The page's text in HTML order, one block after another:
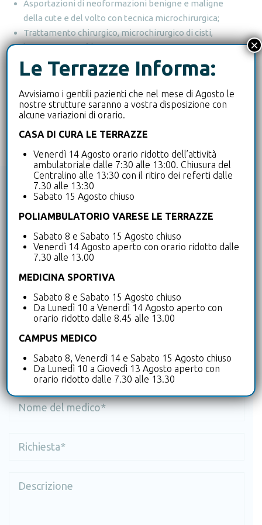
Asportazioni di neoformazioni benigne e maligne
della cute e del volto con tecnica microchirurgica;
Trattamento chirurgico, microchirurgico di cisti,
lipomi, accessi, fibromi;
Laser chirurgia di cute e mucose.
Da settembre 2025 la mia attività chirurgica inizia
anche nel Poliambulatorio Le Terrazze di Varese.
Prenota ora la tua visita:
Le Terrazze Informa:
Avvisiamo i gentili pazienti che nel mese di Agosto le
nostre strutture saranno a vostra disposizione con
alcune variazioni di orario.
CASA DI CURA LE TERRAZZE
Venerdì 14 Agosto orario ridotto dell’attività
ambulatoriale dalle 7:30 alle 13:00. Chiusura del
Centralino alle 13:30 con il ritiro dei referti dalle
7.30 alle 13:30
Sabato 15 Agosto chiuso
POLIAMBULATORIO VARESE LE TERRAZZE
Sabato 8 e Sabato 15 Agosto chiuso
Venerdì 14 Agosto aperto con orario ridotto dalle
7.30 alle 13.00
MEDICINA SPORTIVA
Sabato 8 e Sabato 15 Agosto chiuso
Da Lunedì 10 a Venerdì 14 Agosto aperto con
orario ridotto dalle 8.45 alle 13.00
CAMPUS MEDICO
Sabato 8, Venerdì 14 e Sabato 15 Agosto chiuso
Da Lunedì 10 a Giovedì 13 Agosto aperto con
orario ridotto dalle 7.30 alle 13.30
×